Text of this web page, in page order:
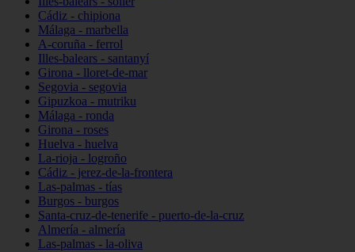
Cádiz - chipiona
Málaga - marbella
A-coruña - ferrol
Illes-balears - santanyí
Girona - lloret-de-mar
Segovia - segovia
Gipuzkoa - mutriku
Málaga - ronda
Girona - roses
Huelva - huelva
La-rioja - logroño
Cádiz - jerez-de-la-frontera
Las-palmas - tías
Burgos - burgos
Santa-cruz-de-tenerife - puerto-de-la-cruz
Almería - almería
Las-palmas - la-oliva